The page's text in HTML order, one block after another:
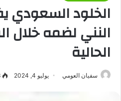
الخلود
النني لضمه خلال
الحالية
سفيان العومي يوليو 4, 2024